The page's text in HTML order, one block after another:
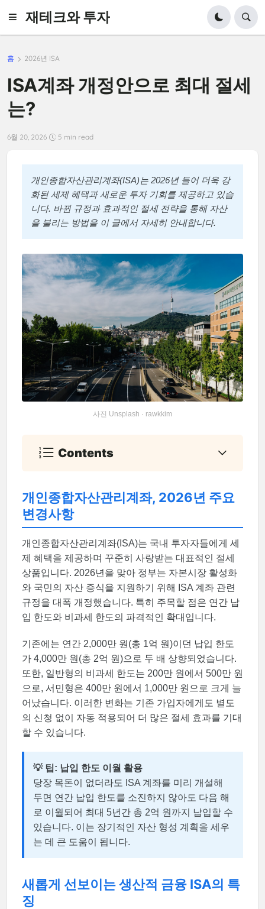
재테크와 투자
홈 2026년 ISA
ISA계좌 개정안으로 최대 절세
는?
6월 20, 2026 5 min read
개인종합자산관리계좌(ISA)는 2026년 들어 더욱 강
화된 세제 혜택과 새로운 투자 기회를 제공하고 있습
니다. 바뀐 규정과 효과적인 절세 전략을 통해 자산
을 불리는 방법을 이 글에서 자세히 안내합니다.
사진 Unsplash · rawkkim
Contents
개인종합자산관리계좌, 2026년 주요
변경사항
개인종합자산관리계좌(ISA)는 국내 투자자들에게 세
제 혜택을 제공하며 꾸준히 사랑받는 대표적인 절세
상품입니다. 2026년을 맞아 정부는 자본시장 활성화
와 국민의 자산 증식을 지원하기 위해 ISA 계좌 관련
규정을 대폭 개정했습니다. 특히 주목할 점은 연간 납
입 한도와 비과세 한도의 파격적인 확대입니다.
기존에는 연간 2,000만 원(총 1억 원)이던 납입 한도
가 4,000만 원(총 2억 원)으로 두 배 상향되었습니다.
또한, 일반형의 비과세 한도는 200만 원에서 500만 원
으로, 서민형은 400만 원에서 1,000만 원으로 크게 늘
어났습니다. 이러한 변화는 기존 가입자에게도 별도
의 신청 없이 자동 적용되어 더 많은 절세 효과를 기대
할 수 있습니다.
💡 팁: 납입 한도 이월 활용
당장 목돈이 없더라도 ISA 계좌를 미리 개설해
두면 연간 납입 한도를 소진하지 않아도 다음 해
로 이월되어 최대 5년간 총 2억 원까지 납입할 수
있습니다. 이는 장기적인 자산 형성 계획을 세우
는 데 큰 도움이 됩니다.
새롭게 선보이는 생산적 금융 ISA의 특
징